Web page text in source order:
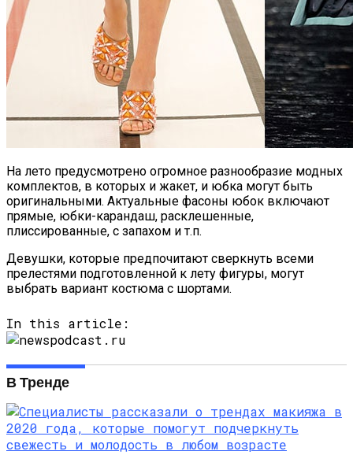
На лето предусмотрено огромное разнообразие модных
комплектов, в которых и жакет, и юбка могут быть
оригинальными. Актуальные фасоны юбок включают
прямые, юбки-карандаш, расклешенные,
плиссированные, с запахом и т.п.
Девушки, которые предпочитают сверкнуть всеми
прелестями подготовленной к лету фигуры, могут
выбрать вариант костюма с шортами.
In this article:
В Тренде